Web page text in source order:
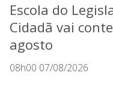
Escola do
Cidadã vai
agosto
08h00 07/08/2026